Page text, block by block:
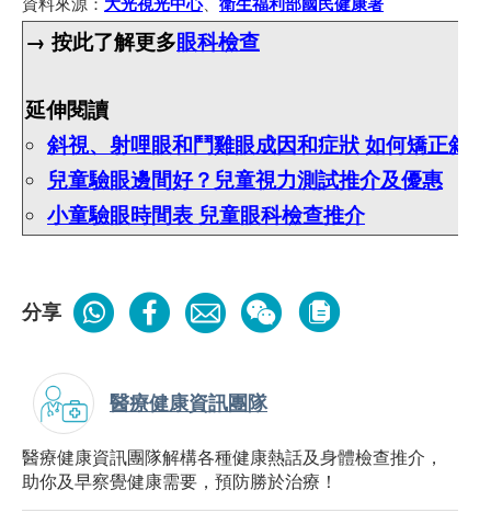
→ 按此了解更多眼科檢查
延伸閱讀
斜視、射哩眼和鬥雞眼成因和症狀 如何矯正斜
兒童驗眼邊間好？兒童視力測試推介及優惠
小童驗眼時間表 兒童眼科檢查推介
分享
醫療健康資訊團隊
醫療健康資訊團隊解構各種健康熱話及身體檢查推介，
助你及早察覺健康需要，預防勝於治療！